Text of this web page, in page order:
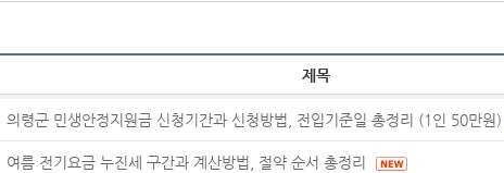
제목
의령군 민생안정지원금 신청기간과 신청방법, 전입기준일 총정리 (1인 50만원)
여름 전기요금 누진세 구간과 계산방법, 절약 순서 총정리